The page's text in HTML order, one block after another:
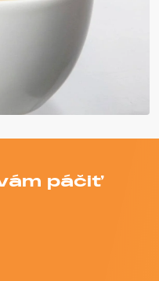
páčiť